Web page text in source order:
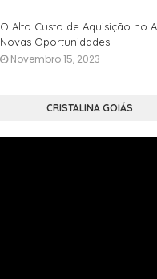
O Alto Custo de Aquisição no
Novas Oportunidades
Novembro 15, 2023
CRISTALINA GOIÁS